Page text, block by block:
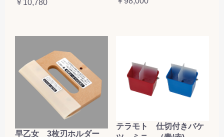
￥10,780
早乙女 3枚刃ホルダー
テラモト 仕切付きバケ